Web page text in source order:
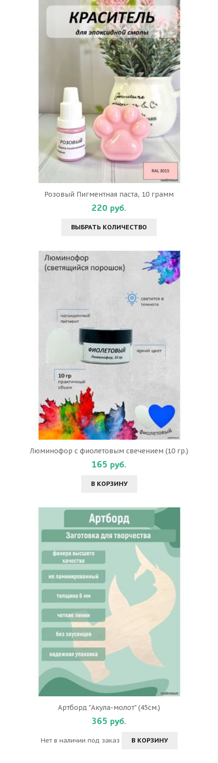
Розовый Пигментная паста, 10 грамм
220 руб.
ВЫБРАТЬ КОЛИЧЕСТВО
Люминофор с фиолетовым свечением (10 гр.)
165 руб.
В КОРЗИНУ
Артборд "Акула-молот" (45см.)
365 руб.
Нет в наличии под заказ В КОРЗИНУ